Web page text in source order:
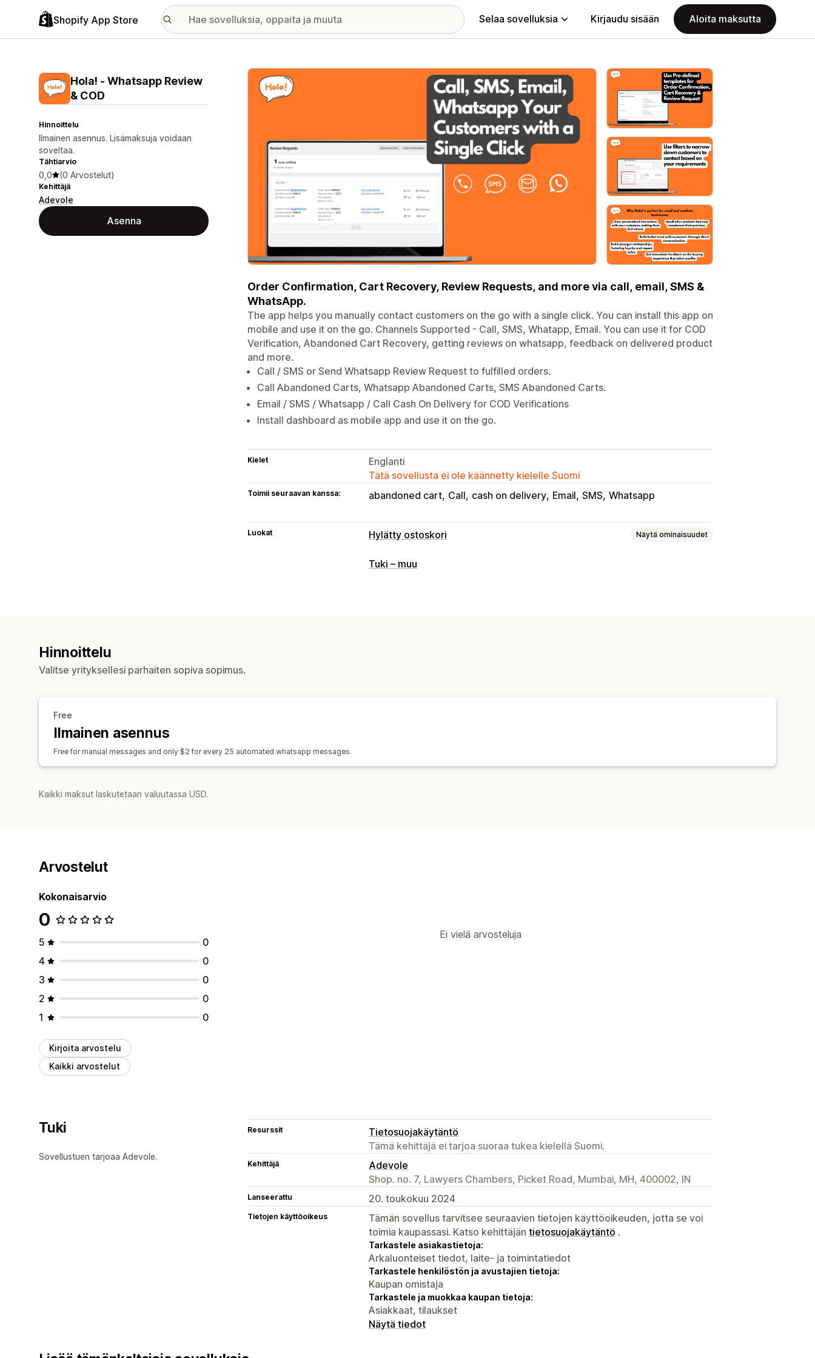
Shopify App Store Selaa sovelluksia Kirjaudu sisään Aloita maksutta
Hola! ‑ Whatsapp Review
& COD
Hinnoittelu
Ilmainen asennus. Lisämaksuja voidaan
soveltaa.
Tähtiarvio
0,0 (0 Arvostelut)
Kehittäjä
Adevole
Asenna
Esittelykuvagalleria
Order Confirmation, Cart Recovery, Review Requests, and more via call, email, SMS &
WhatsApp.
The app helps you manually contact customers on the go with a single click. You can install this app on
mobile and use it on the go. Channels Supported - Call, SMS, Whatapp, Email. You can use it for COD
Verification, Abandoned Cart Recovery, getting reviews on whatsapp, feedback on delivered product
and more.
Call / SMS or Send Whatsapp Review Request to fulfilled orders.
Call Abandoned Carts, Whatsapp Abandoned Carts, SMS Abandoned Carts.
Email / SMS / Whatsapp / Call Cash On Delivery for COD Verifications
Install dashboard as mobile app and use it on the go.
Kielet
Englanti
Tätä sovellusta ei ole käännetty kielelle Suomi
Toimii seuraavan kanssa: abandoned cart Call cash on delivery Email SMS Whatsapp
Luokat Hylätty ostoskori Näytä ominaisuudet
Ostoskorin palautus
Tuki – muu
Hinnoittelu
Valitse yrityksellesi parhaiten sopiva sopimus.
Free
Ilmainen asennus
Free for manual messages and only $2 for every 25 automated whatsapp messages.
Kaikki maksut laskutetaan valuutassa USD.
Arvostelut
Kokonaisarvio
0
5
0
4
0
3
0
2
0
1
0
Kirjoita arvostelu
Kaikki arvostelut
Ei vielä arvosteluja
Tuki
Sovellustuen tarjoaa Adevole.
Resurssit
Tietosuojakäytäntö
Tämä kehittäjä ei tarjoa suoraa tukea kielellä Suomi.
Kehittäjä
Adevole
Shop. no. 7, Lawyers Chambers, Picket Road, Mumbai, MH, 400002, IN
Lanseerattu 20. toukokuu 2024
Tietojen käyttöoikeus
Tämän sovellus tarvitsee seuraavien tietojen käyttöoikeuden, jotta se voi
toimia kaupassasi. Katso kehittäjän tietosuojakäytäntö .
Tarkastele asiakastietoja:
Arkaluonteiset tiedot, laite- ja toimintatiedot
Tarkastele henkilöstön ja avustajien tietoja:
Kaupan omistaja
Tarkastele ja muokkaa kaupan tietoja:
Asiakkaat, tilaukset
Näytä tiedot